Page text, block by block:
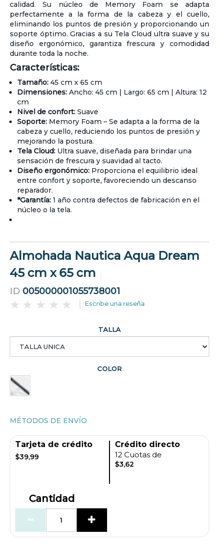
calidad. Su núcleo de Memory Foam se adapta
perfectamente a la forma de la cabeza y el cuello,
eliminando los puntos de presión y proporcionando un
soporte óptimo. Gracias a su Tela Cloud ultra suave y su
diseño ergonómico, garantiza frescura y comodidad
durante toda la noche.
Características:
Tamaño: 45 cm x 65 cm
Dimensiones: Ancho: 45 cm | Largo: 65 cm | Altura: 12
cm
Nivel de confort: Suave
Soporte: Memory Foam – Se adapta a la forma de la
cabeza y cuello, reduciendo los puntos de presión y
mejorando la postura.
Tela Cloud: Ultra suave, diseñada para brindar una
sensación de frescura y suavidad al tacto.
Diseño ergonómico: Proporciona el equilibrio ideal
entre confort y soporte, favoreciendo un descanso
reparador.
*Garantía: 1 año contra defectos de fabricación en el
núcleo o la tela.
Almohada Nautica Aqua Dream
45 cm x 65 cm
ID 005000001055738001
Escribe una reseña
TALLA
COLOR
MÉTODOS DE ENVÍO
Tarjeta de crédito
$39,99
Crédito directo
12 Cuotas de
$3,62
Cantidad